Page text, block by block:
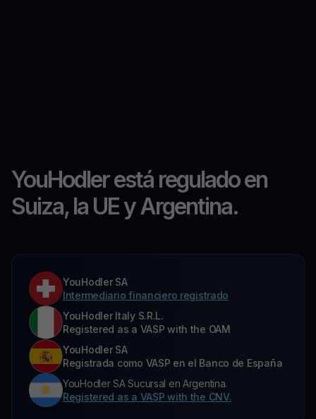
YouHodler está regulado en
Suiza, la UE y Argentina.
YouHodler SA
Intermediario financiero registrado
YouHodler Italy S.R.L.
Registered as a VASP with the OAM
YouHodler SA
Registrada como VASP en el Banco de España
YouHodler SA Sucursal en Argentina.
Registered as a VASP with the CNV.